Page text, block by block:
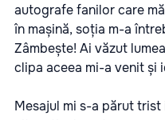
autografe fanilor care
în mașină, soția m-a
Zâmbește! Ai văzut
clipa aceea mi-a venit și
Mesajul mi s-a părut